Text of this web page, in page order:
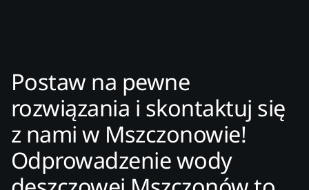
Postaw na pewne
rozwiązania i skontaktuj się
z nami w Mszczonowie!
Odprowadzenie wody